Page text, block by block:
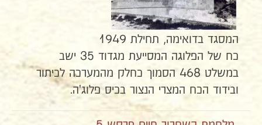
המסגד בדואימה, תחילת 1949
כח של הפלוגה המסייעת מגדוד 35 ישב
במשלט 468 הסמוך כחלק מהמערכה לכיתור
ובידוד הכח המצרי הנצור בכיס פלוג'ה.